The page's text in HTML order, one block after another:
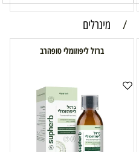
/ מינרלים
ברזל ליפוזומלי סופהרב